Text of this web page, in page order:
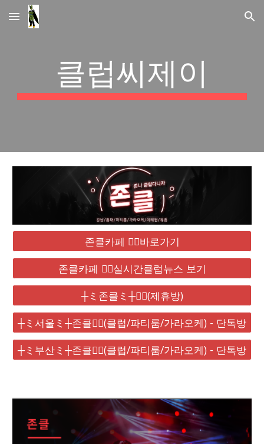
Skip to main content Skip to navigation
클럽씨제이
존클카페 ❤️‍🔥바로가기
존클카페 ❤️‍🔥실시간클럽뉴스 보기
┼ミ존클ミ┼❤️‍🔥(제휴방)
┼ミ서울ミ┼존클❤️‍🔥(클럽/파티룸/가라오케) - 단톡방
┼ミ부산ミ┼존클❤️‍🔥(클럽/파티룸/가라오케) - 단톡방